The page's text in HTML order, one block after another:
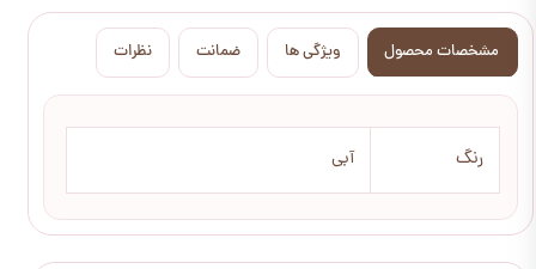
مشخصات محصول ویژگی ها ضمانت نظرات
رنگ آبی